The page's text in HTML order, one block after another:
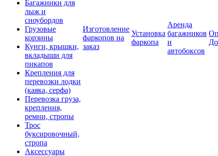
Багажники для
лыж и
сноубордов
Грузовые
корзины
Кунги, крышки,
вкладыши для
пикапов
Крепления для
перевозки лодки
(каяка, серфа)
Перевозка груза,
крепления,
ремни, стропы
Трос
буксировочный,
стропа
Аксессуары
Изготовление
фаркопов на
заказ
Установка
фаркопа
Аренда
багажников
и
автобоксов